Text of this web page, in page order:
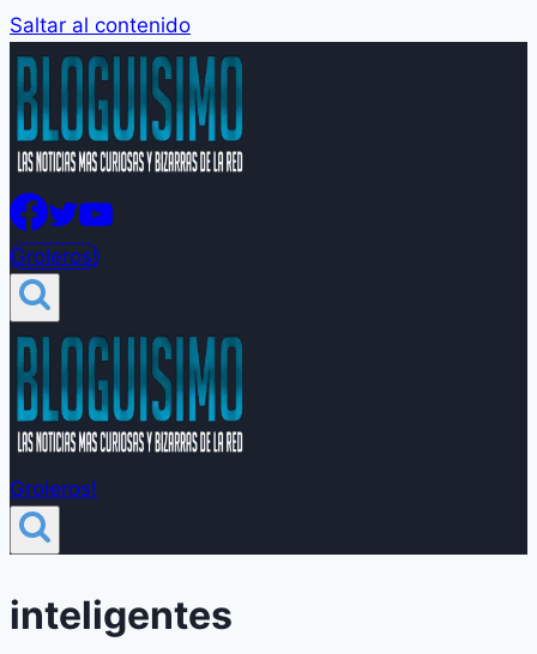
Saltar al contenido
Groleros!
Groleros!
inteligentes